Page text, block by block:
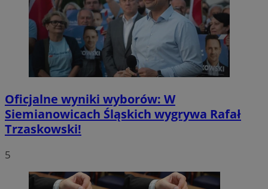
Oficjalne wyniki wyborów: W
Siemianowicach Śląskich wygrywa Rafał
Trzaskowski!
5